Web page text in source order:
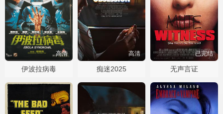
高清
伊波拉病毒
高清
痴迷2025
已完结
无声言证